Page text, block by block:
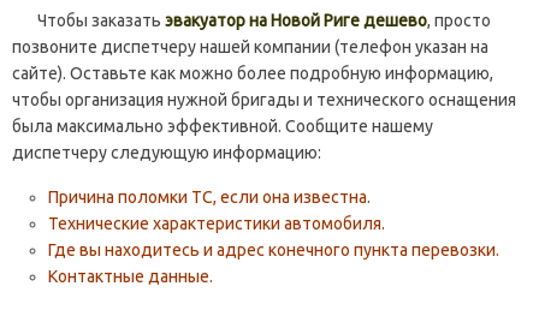
Чтобы заказать эвакуатор на Новой Риге дешево, просто
позвоните диспетчеру нашей компании (телефон указан на
сайте). Оставьте как можно более подробную информацию,
чтобы организация нужной бригады и технического оснащения
была максимально эффективной. Сообщите нашему
диспетчеру следующую информацию:
Причина поломки ТС, если она известна.
Технические характеристики автомобиля.
Где вы находитесь и адрес конечного пункта перевозки.
Контактные данные.